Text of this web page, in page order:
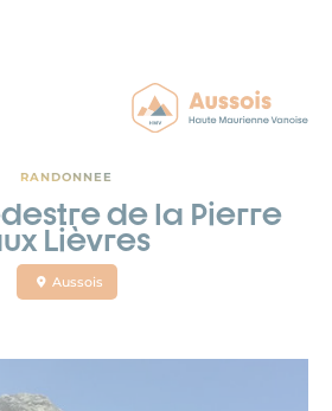
RANDONNEE
de la Pierre
Lièvres
Aussois